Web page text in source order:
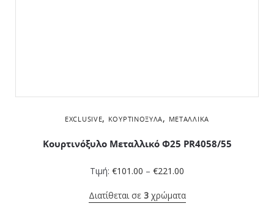
EXCLUSIVE, ΚΟΥΡΤΙΝΌΞΥΛΑ, ΜΕΤΑΛΛΙΚΆ
Κουρτινόξυλο Μεταλλικό Φ25 PR4058/55
Τιμή: €101.00 – €221.00
Διατίθεται σε 3χρώματα